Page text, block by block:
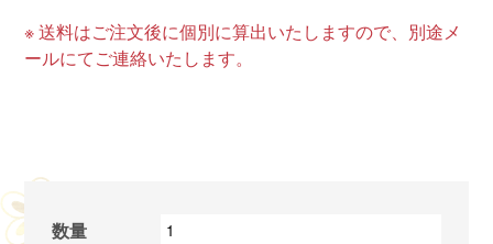
※ 送料はご注文後に個別に算出いたしますので、別途メ
ールにてご連絡いたします。
数量